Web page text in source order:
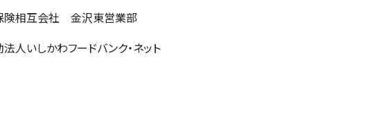
険相互会社 金沢東営業部
人いしかわフードバンク・ネット